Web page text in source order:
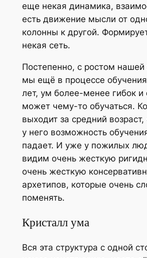
еще некая дина­ми­ка,
есть дви­же­ние мыс­ли от
колон­ны к дру­гой.
некая сеть.
Посте­пен­но, с ростом нашей
мы ещё в про­цес­се
лет, ум более-менее гибок
может чему-то обу­чать­ся.
выхо­дит за сред­ний воз­раст,
у него воз­мож­ность
пада­ет. И уже у пожи­лых
видим очень жест­кую
очень жест­кую
архе­ти­пов, кото­рые очень
поменять.
Кристалл ума
Вся эта струк­ту­ра с одной